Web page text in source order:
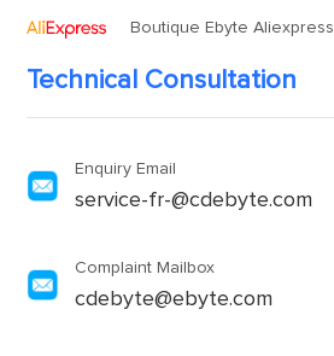
Boutique Ebyte Aliexpress
Technical Consultation
Enquiry Email
service-fr-@cdebyte.com
Complaint Mailbox
cdebyte@ebyte.com